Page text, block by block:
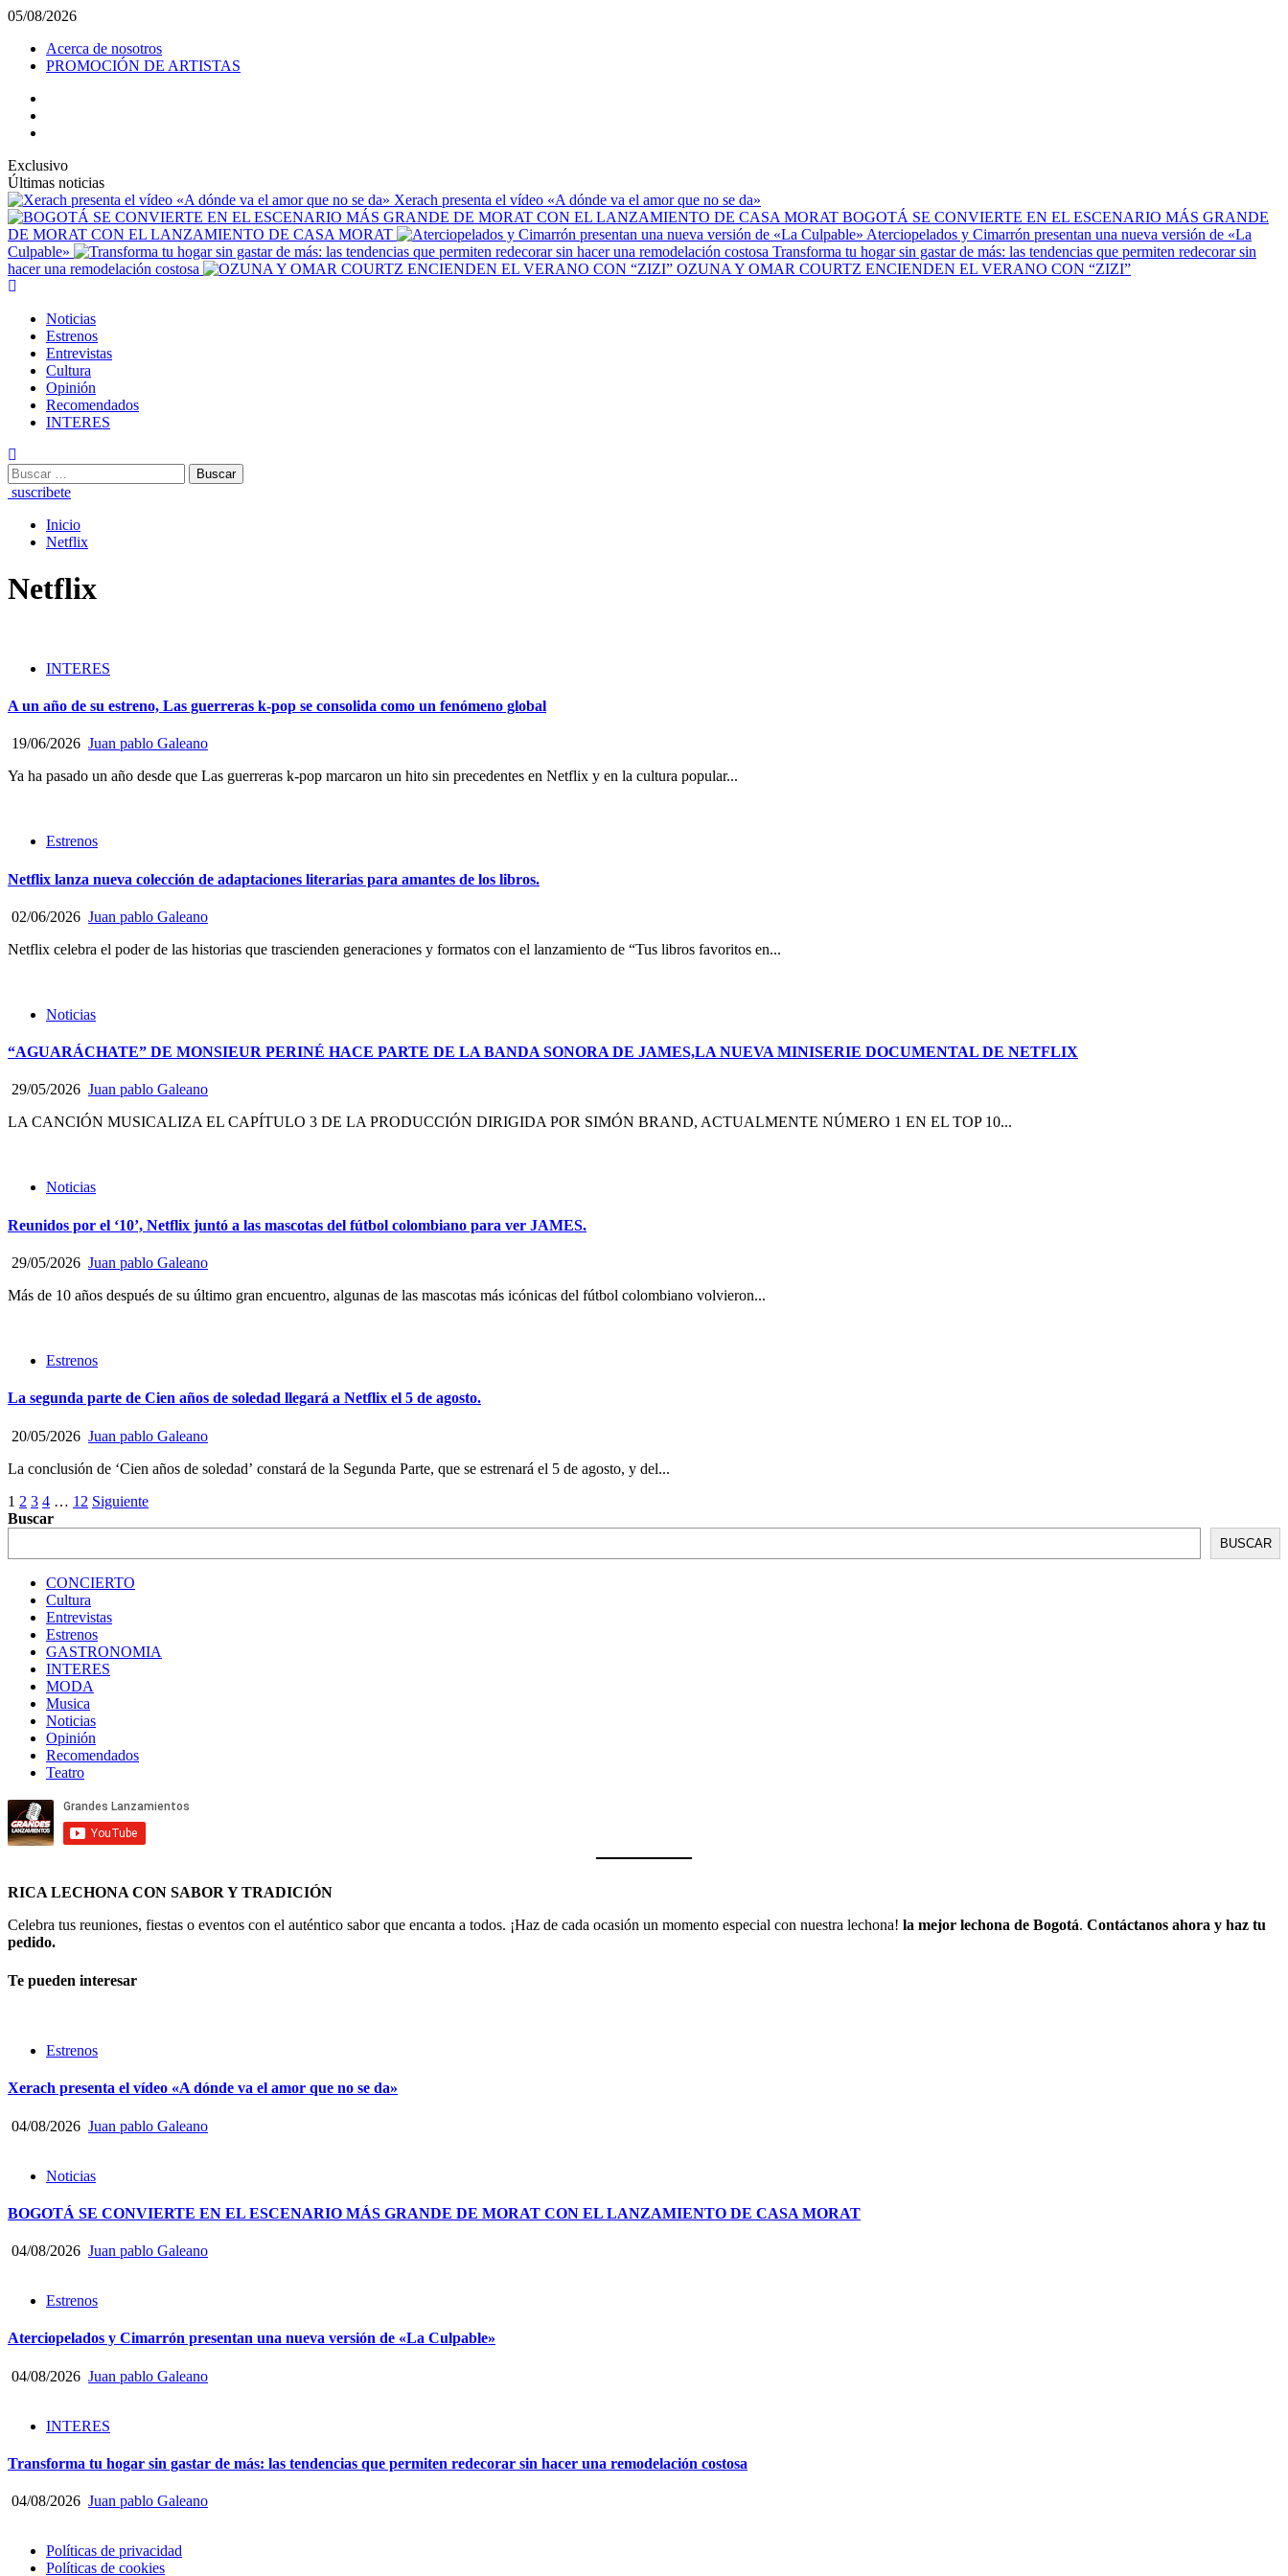
Saltar
contenido
05/08/2026
Acerca de nosotros
PROMOCIÓN DE ARTISTAS
Exclusivo
Últimas noticias
Xerach presenta el vídeo «A dónde va el amor que no se da»
BOGOTÁ SE CONVIERTE EN EL ESCENARIO MÁS GRANDE
DE MORAT CON EL LANZAMIENTO DE CASA MORAT
Aterciopelados y Cimarrón presentan una nueva versión de «La
Culpable»
Transforma tu hogar sin gastar de más: las tendencias que permiten redecorar sin
hacer una remodelación costosa
OZUNA Y OMAR COURTZ ENCIENDEN EL VERANO CON “ZIZI”
Noticias
Estrenos
Entrevistas
Cultura
Opinión
Recomendados
INTERES
Buscar:
suscribete
Inicio
Netflix
Netflix
INTERES
A un año de su estreno, Las guerreras k-pop se consolida como un fenómeno global
19/06/2026 Juan pablo Galeano
Ya ha pasado un año desde que Las guerreras k‑pop marcaron un hito sin precedentes en Netflix y en la cultura popular...
Estrenos
Netflix lanza nueva colección de adaptaciones literarias para amantes de los libros.
02/06/2026 Juan pablo Galeano
Netflix celebra el poder de las historias que trascienden generaciones y formatos con el lanzamiento de “Tus libros favoritos en...
Noticias
“AGUARÁCHATE” DE MONSIEUR PERINÉ HACE PARTE DE LA BANDA SONORA DE JAMES,LA NUEVA MINISERIE DOCUMENTAL DE NETFLIX
29/05/2026 Juan pablo Galeano
LA CANCIÓN MUSICALIZA EL CAPÍTULO 3 DE LA PRODUCCIÓN DIRIGIDA POR SIMÓN BRAND, ACTUALMENTE NÚMERO 1 EN EL TOP 10...
Noticias
Reunidos por el ‘10’, Netflix juntó a las mascotas del fútbol colombiano para ver JAMES.
29/05/2026 Juan pablo Galeano
Más de 10 años después de su último gran encuentro, algunas de las mascotas más icónicas del fútbol colombiano volvieron...
Estrenos
La segunda parte de Cien años de soledad llegará a Netflix el 5 de agosto.
20/05/2026 Juan pablo Galeano
La conclusión de ‘Cien años de soledad’ constará de la Segunda Parte, que se estrenará el 5 de agosto, y del...
Navegación
de
entradas
1 2 3 4 … 12 Siguiente
Buscar
BUSCAR
CONCIERTO
Cultura
Entrevistas
Estrenos
GASTRONOMIA
INTERES
MODA
Musica
Noticias
Opinión
Recomendados
Teatro
RICA LECHONA CON SABOR Y TRADICIÓN
Celebra tus reuniones, fiestas o eventos con el auténtico sabor que encanta a todos. ¡Haz de cada ocasión un momento especial con nuestra lechona! la mejor lechona de Bogotá. Contáctanos ahora y haz tu
pedido.
Te pueden interesar
Estrenos
Xerach presenta el vídeo «A dónde va el amor que no se da»
04/08/2026 Juan pablo Galeano
Noticias
BOGOTÁ SE CONVIERTE EN EL ESCENARIO MÁS GRANDE DE MORAT CON EL LANZAMIENTO DE CASA MORAT
04/08/2026 Juan pablo Galeano
Estrenos
Aterciopelados y Cimarrón presentan una nueva versión de «La Culpable»
04/08/2026 Juan pablo Galeano
INTERES
Transforma tu hogar sin gastar de más: las tendencias que permiten redecorar sin hacer una remodelación costosa
04/08/2026 Juan pablo Galeano
Políticas de privacidad
Políticas de cookies